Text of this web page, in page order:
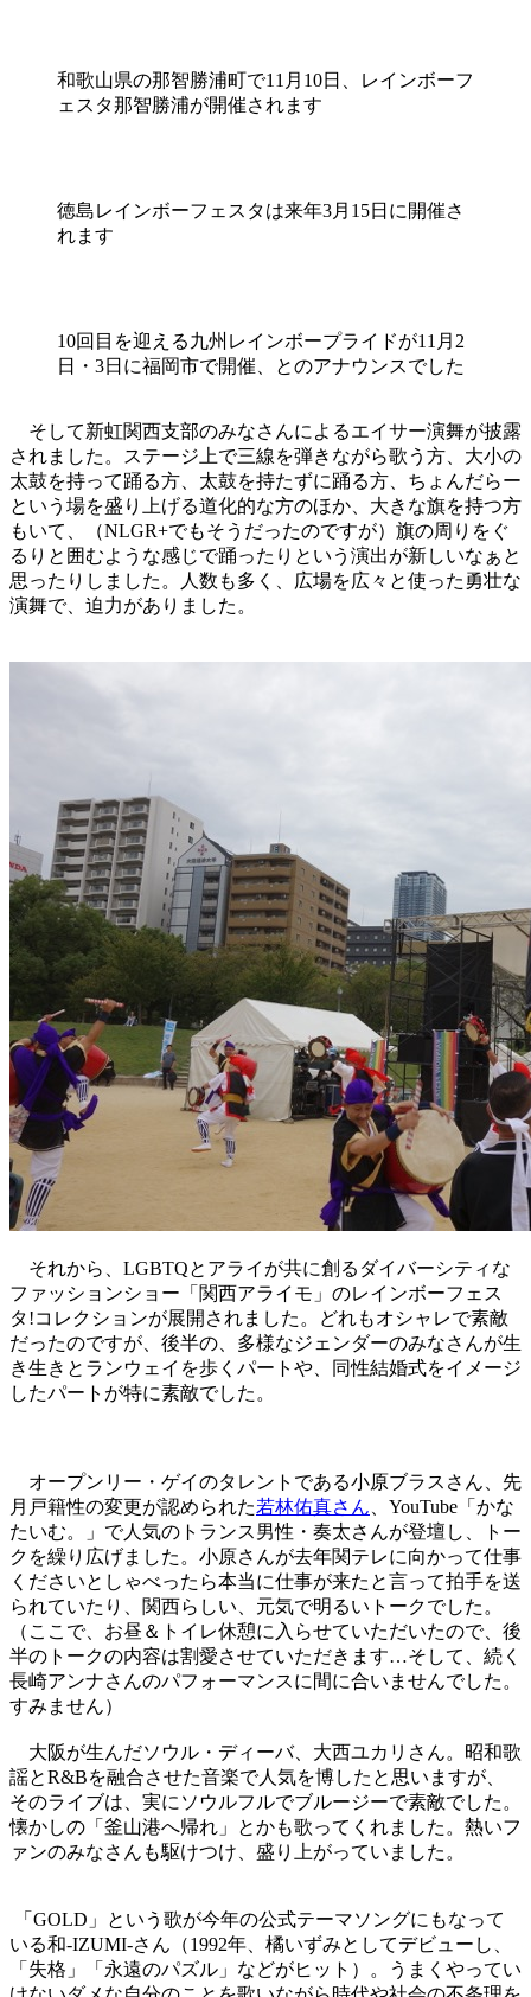
和歌山県の那智勝浦町で11月10日、レインボーフ
ェスタ那智勝浦が開催されます
徳島レインボーフェスタは来年3月15日に開催さ
れます
10回目を迎える九州レインボープライドが11月2
日・3日に福岡市で開催、とのアナウンスでした
そして新虹関西支部のみなさんによるエイサー演舞が披露
されました。ステージ上で三線を弾きながら歌う方、大小の
太鼓を持って踊る方、太鼓を持たずに踊る方、ちょんだらー
という場を盛り上げる道化的な方のほか、大きな旗を持つ方
もいて、（NLGR+でもそうだったのですが）旗の周りをぐ
るりと囲むような感じで踊ったりという演出が新しいなぁと
思ったりしました。人数も多く、広場を広々と使った勇壮な
演舞で、迫力がありました。
それから、LGBTQとアライが共に創るダイバーシティな
ファッションショー「関西アライモ」のレインボーフェス
タ!コレクションが展開されました。どれもオシャレで素敵
だったのですが、後半の、多様なジェンダーのみなさんが生
き生きとランウェイを歩くパートや、同性結婚式をイメージ
したパートが特に素敵でした。
オープンリー・ゲイのタレントである小原ブラスさん、先
月戸籍性の変更が認められた若林佑真さん 、YouTube「かな
たいむ。」で人気のトランス男性・奏太さんが登壇し、トー
クを繰り広げました。小原さんが去年関テレに向かって仕事
くださいとしゃべったら本当に仕事が来たと言って拍手を送
られていたり、関西らしい、元気で明るいトークでした。
（ここで、お昼＆トイレ休憩に入らせていただいたので、後
半のトークの内容は割愛させていただきます…そして、続く
長崎アンナさんのパフォーマンスに間に合いませんでした。
すみません）
大阪が生んだソウル・ディーバ、大西ユカリさん。昭和歌
謡とR&Bを融合させた音楽で人気を博したと思いますが、
そのライブは、実にソウルフルでブルージーで素敵でした。
懐かしの「釜山港へ帰れ」とかも歌ってくれました。熱いフ
ァンのみなさんも駆けつけ、盛り上がっていました。
「GOLD」という歌が今年の公式テーマソングにもなって
いる和-IZUMI-さん（1992年、橘いずみとしてデビューし、
「失格」「永遠のパズル」などがヒット）。うまくやってい